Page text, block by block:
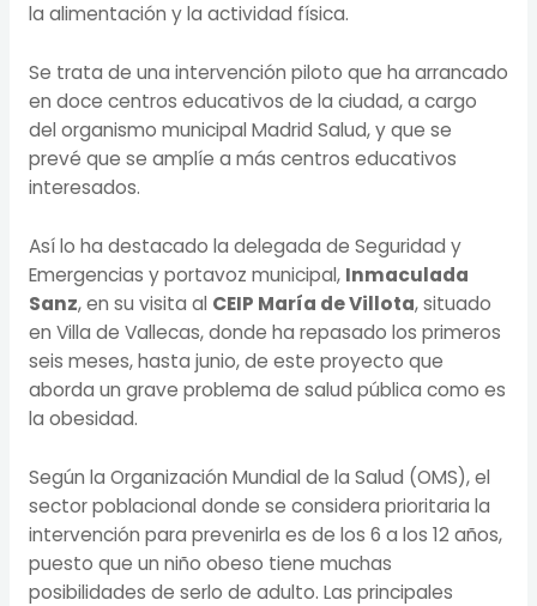
la alimentación y la actividad física.
Se trata de una intervención piloto que ha arrancado
en doce centros educativos de la ciudad, a cargo
del organismo municipal Madrid Salud, y que se
prevé que se amplíe a más centros educativos
interesados.
Así lo ha destacado la delegada de Seguridad y
Emergencias y portavoz municipal, Inmaculada
Sanz, en su visita al CEIP María de Villota, situado
en Villa de Vallecas, donde ha repasado los primeros
seis meses, hasta junio, de este proyecto que
aborda un grave problema de salud pública como es
la obesidad.
Según la Organización Mundial de la Salud (OMS), el
sector poblacional donde se considera prioritaria la
intervención para prevenirla es de los 6 a los 12 años,
puesto que un niño obeso tiene muchas
posibilidades de serlo de adulto. Las principales